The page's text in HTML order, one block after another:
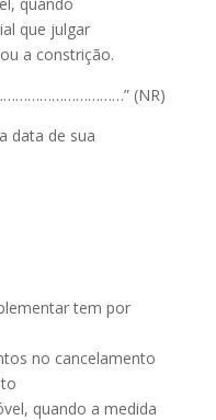
que julgar
a constrição.
(NR)
data de sua
tem por
no cancelamento
quando a medida